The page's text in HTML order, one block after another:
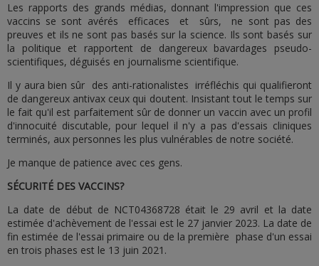
Les rapports des grands médias, donnant l'impression que ces
vaccins se sont avérés efficaces et sûrs, ne sont pas des
preuves et ils ne sont pas basés sur la science. Ils sont basés sur
la politique et rapportent de dangereux bavardages pseudo-
scientifiques, déguisés en journalisme scientifique.
Il y aura bien sûr des anti-rationalistes irréfléchis qui qualifieront
de dangereux antivax ceux qui doutent. Insistant tout le temps sur
le fait qu'il est parfaitement sûr de donner un vaccin avec un profil
d'innocuité discutable, pour lequel il n'y a pas d'essais cliniques
terminés, aux personnes les plus vulnérables de notre société.
Je manque de patience avec ces gens.
SÉCURITÉ DES VACCINS?
La date de début de NCT04368728 était le 29 avril et la date
estimée d'achèvement de l'essai est le 27 janvier 2023. La date de
fin estimée de l'essai primaire ou de la première phase d'un essai
en trois phases est le 13 juin 2021.